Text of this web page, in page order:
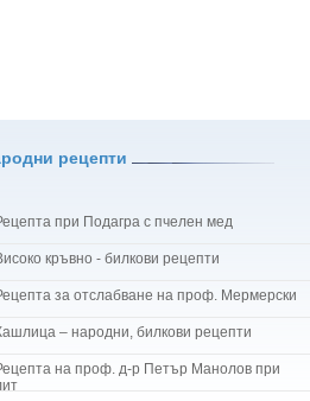
рецепти
при Подагра с пчелен мед
кръвно - билкови рецепти
за отслабване на проф. Мермерски
– народни, билкови рецепти
на проф. д-р Петър Манолов при